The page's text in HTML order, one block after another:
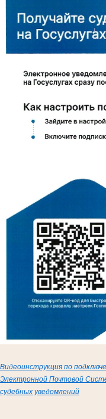
Видеоинструкция по
Электронной Почтовой
судебных уведомлений